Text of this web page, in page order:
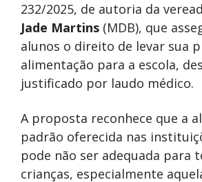
232/2025, de autoria da
Jade Martins (MDB), que
alunos o direito de levar sua
alimentação para a escola,
justificado por laudo médico.
A proposta reconhece que a
padrão oferecida nas
pode não ser adequada para
crianças, especialmente